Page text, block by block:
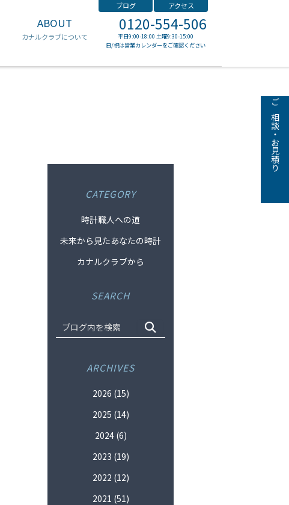
ABOUT
カナルクラブについて
ブログ アクセス
0120-554-506
平日9:00-18:00 土曜9:30-15:00
日/祝は営業カレンダーをご確認ください
ご相談・お見積り
CATEGORY
時計職人への道
未来から見たあなたの時計
カナルクラブから
SEARCH
ARCHIVES
2026 (15)
2025 (14)
2024(6)
2023 (19)
2022 (12)
2021 (51)